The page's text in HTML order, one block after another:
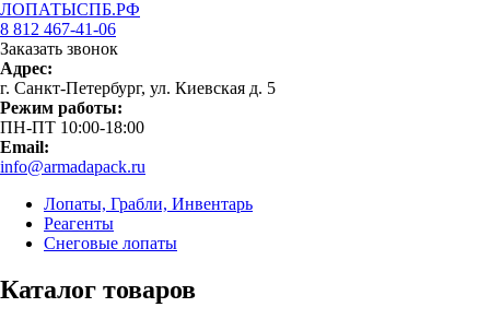
ЛОПАТЫСПБ.РФ
8 812 467-41-06
Заказать звонок
Адрес:
г. Санкт-Петербург, ул. Киевская д. 5
Режим работы:
ПН-ПТ 10:00-18:00
Email:
info@armadapack.ru
Лопаты, Грабли, Инвентарь
Реагенты
Снеговые лопаты
Каталог товаров